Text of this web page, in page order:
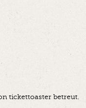
tickettoaster betreut.